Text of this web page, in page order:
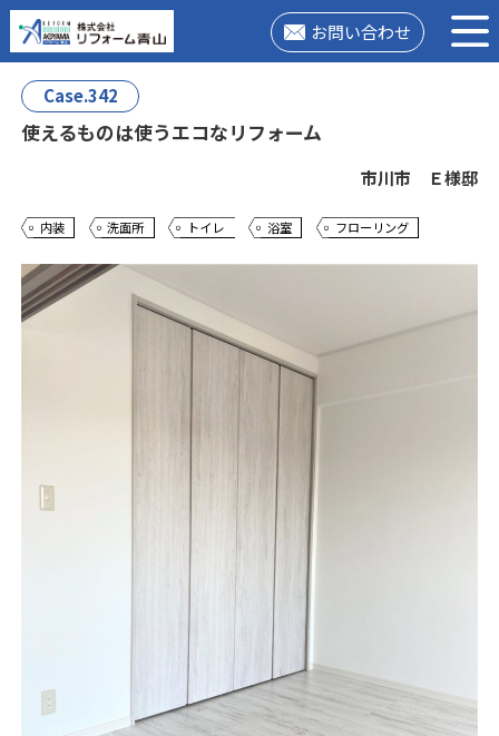
お問い合わせ
Case.342
使えるものは使うエコなリフォーム
市川市 Ｅ様邸
内装 洗面所 トイレ 浴室 フローリング